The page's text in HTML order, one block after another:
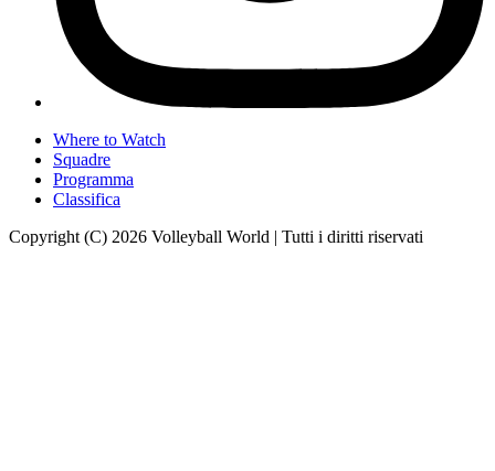
Where to Watch
Squadre
Programma
Classifica
Copyright (C) 2026 Volleyball World | Tutti i diritti riservati